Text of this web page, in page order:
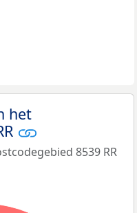
het
8539 RR